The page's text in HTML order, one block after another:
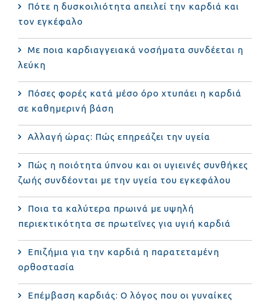
Πότε η δυσκοιλιότητα απειλεί την καρδιά και
τον εγκέφαλο
Με ποια καρδιαγγειακά νοσήματα συνδέεται η
λεύκη
Πόσες φορές κατά μέσο όρο χτυπάει η καρδιά
σε καθημερινή βάση
Αλλαγή ώρας: Πώς επηρεάζει την υγεία
Πώς η ποιότητα ύπνου και οι υγιεινές συνθήκες
ζωής συνδέονται με την υγεία του εγκεφάλου
Ποια τα καλύτερα πρωινά με υψηλή
περιεκτικότητα σε πρωτεΐνες για υγιή καρδιά
Επιζήμια για την καρδιά η παρατεταμένη
ορθοστασία
Επέμβαση καρδιάς: Ο λόγος που οι γυναίκες